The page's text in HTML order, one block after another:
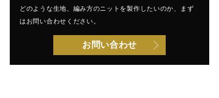
どのような生地、編み方のニットを製作したいのか、まず
はお問い合わせください。
お問い合わせ